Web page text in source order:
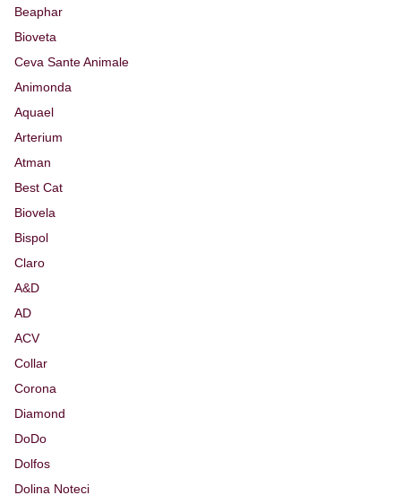
Beaphar
Bioveta
Ceva Sante Animale
Animonda
Aquael
Arterium
Atman
Best Cat
Biovela
Bispol
Claro
A&D
AD
ACV
Collar
Corona
Diamond
DoDo
Dolfos
Dolina Noteci